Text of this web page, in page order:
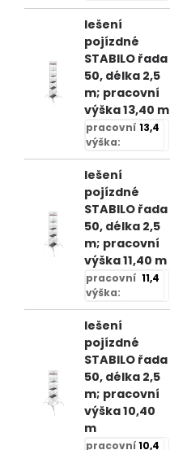
lešení
pojízdné
STABILO řada
50, délka 2,5
m; pracovní
výška 13,40 m
pracovní
výška:
13,4
lešení
pojízdné
STABILO řada
50, délka 2,5
m; pracovní
výška 11,40 m
pracovní
výška:
11,4
lešení
pojízdné
STABILO řada
50, délka 2,5
m; pracovní
výška 10,40
m
pracovní10,4